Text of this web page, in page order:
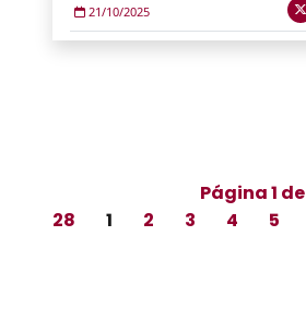
21/10/2025
Página 1 de
28
1 2 3 4 5